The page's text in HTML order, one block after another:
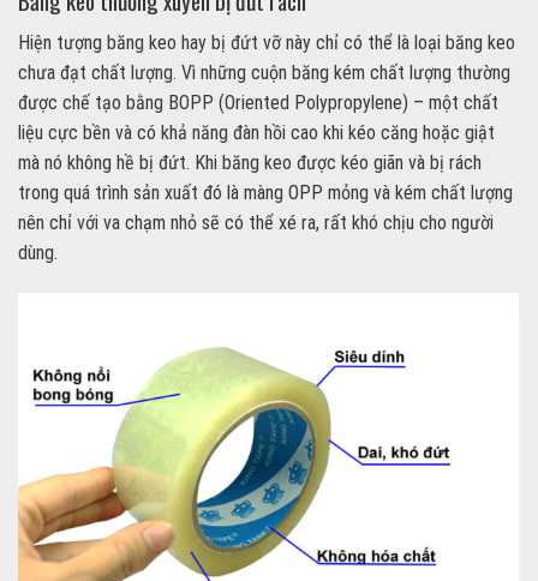
Hiện tượng băng keo hay bị đứt vỡ này chỉ có thể là loại băng keo
chưa đạt chất lượng. Vì những cuộn băng kém chất lượng thường
được chế tạo bằng BOPP (Oriented Polypropylene) – một chất
liệu cực bền và có khả năng đàn hồi cao khi kéo căng hoặc giật
mà nó không hề bị đứt. Khi băng keo được kéo giãn và bị rách
trong quá trình sản xuất đó là màng OPP mỏng và kém chất lượng
nên chỉ với va chạm nhỏ sẽ có thể xé ra, rất khó chịu cho người
dùng.